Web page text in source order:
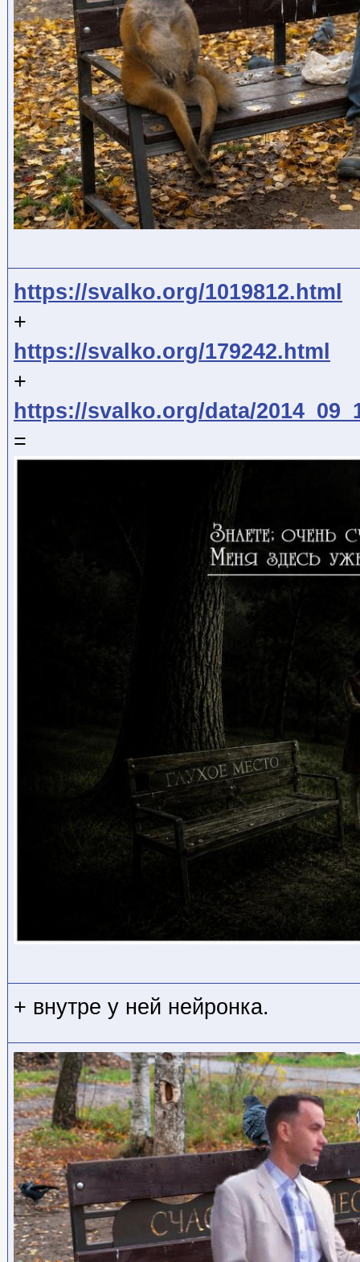
https://svalko.org/1019812.html
+
https://svalko.org/179242.html
+
https://svalko.org/data/
=
+ внутре у ней нейронка.